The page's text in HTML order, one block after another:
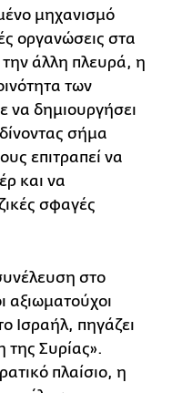
μηχανισμό
οργανώσεις στα
άλλη πλευρά, η
των
να δημιουργήσει
σήμα
επιτραπεί να
και να
σφαγές
στο
αξιωματούχοι
Ισραήλ, πηγάζει
της Συρίας».
πλαίσιο, η